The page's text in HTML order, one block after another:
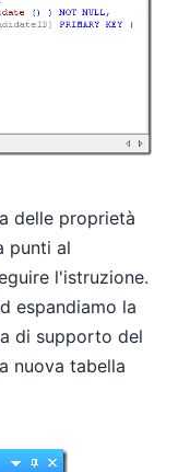
delle proprietà
punti al
l'istruzione.
espandiamo la
di supporto del
nuova tabella